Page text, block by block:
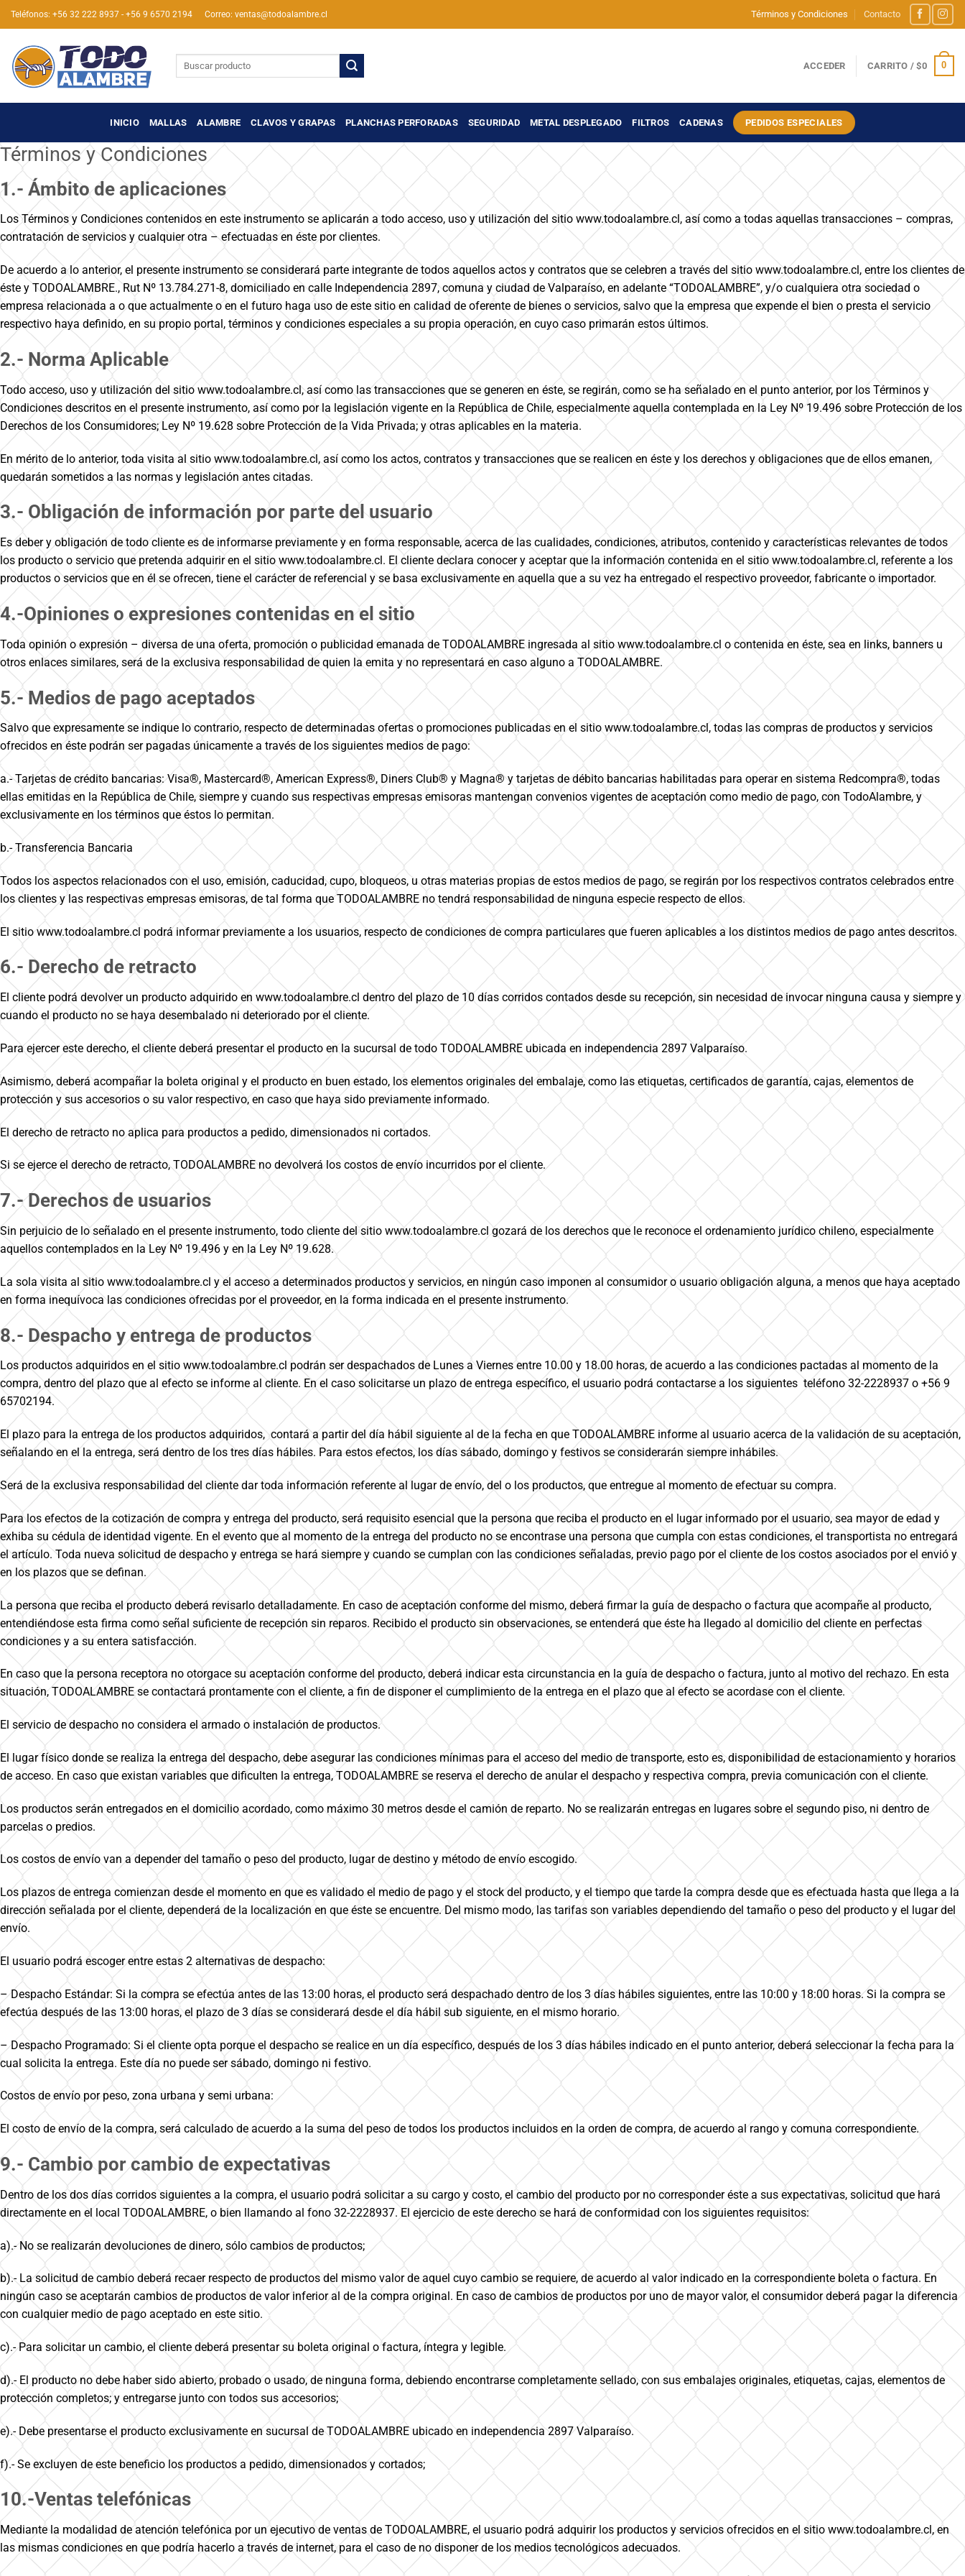
Saltar
al
contenido
Teléfonos: +56 32 222 8937 - +56 9 6570 2194 Correo: ventas@todoalambre.cl Términos y Condiciones Contacto
ACCEDER CARRITO /$0 0
INICIO MALLAS ALAMBRE CLAVOS Y GRAPAS PLANCHAS PERFORADAS SEGURIDAD METAL DESPLEGADO FILTROS CADENAS PEDIDOS ESPECIALES
Términos y Condiciones
1.- Ámbito de aplicaciones
Los Términos y Condiciones contenidos en este instrumento se aplicarán a todo acceso, uso y utilización del sitio www.todoalambre.cl, así como a todas aquellas transacciones – compras,
contratación de servicios y cualquier otra – efectuadas en éste por clientes.
De acuerdo a lo anterior, el presente instrumento se considerará parte integrante de todos aquellos actos y contratos que se celebren a través del sitio www.todoalambre.cl, entre los clientes de
éste y TODOALAMBRE., Rut Nº 13.784.271-8, domiciliado en calle Independencia 2897, comuna y ciudad de Valparaíso, en adelante “TODOALAMBRE”, y/o cualquiera otra sociedad o
empresa relacionada a o que actualmente o en el futuro haga uso de este sitio en calidad de oferente de bienes o servicios, salvo que la empresa que expende el bien o presta el servicio
respectivo haya definido, en su propio portal, términos y condiciones especiales a su propia operación, en cuyo caso primarán estos últimos.
2.- Norma Aplicable
Todo acceso, uso y utilización del sitio www.todoalambre.cl, así como las transacciones que se generen en éste, se regirán, como se ha señalado en el punto anterior, por los Términos y
Condiciones descritos en el presente instrumento, así como por la legislación vigente en la República de Chile, especialmente aquella contemplada en la Ley Nº 19.496 sobre Protección de los
Derechos de los Consumidores; Ley Nº 19.628 sobre Protección de la Vida Privada; y otras aplicables en la materia.
En mérito de lo anterior, toda visita al sitio www.todoalambre.cl, así como los actos, contratos y transacciones que se realicen en éste y los derechos y obligaciones que de ellos emanen,
quedarán sometidos a las normas y legislación antes citadas.
3.- Obligación de información por parte del usuario
Es deber y obligación de todo cliente es de informarse previamente y en forma responsable, acerca de las cualidades, condiciones, atributos, contenido y características relevantes de todos
los producto o servicio que pretenda adquirir en el sitio www.todoalambre.cl. El cliente declara conocer y aceptar que la información contenida en el sitio www.todoalambre.cl, referente a los
productos o servicios que en él se ofrecen, tiene el carácter de referencial y se basa exclusivamente en aquella que a su vez ha entregado el respectivo proveedor, fabricante o importador.
4.-Opiniones o expresiones contenidas en el sitio
Toda opinión o expresión – diversa de una oferta, promoción o publicidad emanada de TODOALAMBRE ingresada al sitio www.todoalambre.cl o contenida en éste, sea en links, banners u
otros enlaces similares, será de la exclusiva responsabilidad de quien la emita y no representará en caso alguno a TODOALAMBRE.
5.- Medios de pago aceptados
Salvo que expresamente se indique lo contrario, respecto de determinadas ofertas o promociones publicadas en el sitio www.todoalambre.cl, todas las compras de productos y servicios
ofrecidos en éste podrán ser pagadas únicamente a través de los siguientes medios de pago:
a.- Tarjetas de crédito bancarias: Visa®, Mastercard®, American Express®, Diners Club® y Magna® y tarjetas de débito bancarias habilitadas para operar en sistema Redcompra®, todas
ellas emitidas en la República de Chile, siempre y cuando sus respectivas empresas emisoras mantengan convenios vigentes de aceptación como medio de pago, con TodoAlambre, y
exclusivamente en los términos que éstos lo permitan.
b.- Transferencia Bancaria
Todos los aspectos relacionados con el uso, emisión, caducidad, cupo, bloqueos, u otras materias propias de estos medios de pago, se regirán por los respectivos contratos celebrados entre
los clientes y las respectivas empresas emisoras, de tal forma que TODOALAMBRE no tendrá responsabilidad de ninguna especie respecto de ellos.
El sitio www.todoalambre.cl podrá informar previamente a los usuarios, respecto de condiciones de compra particulares que fueren aplicables a los distintos medios de pago antes descritos.
6.- Derecho de retracto
El cliente podrá devolver un producto adquirido en www.todoalambre.cl dentro del plazo de 10 días corridos contados desde su recepción, sin necesidad de invocar ninguna causa y siempre y
cuando el producto no se haya desembalado ni deteriorado por el cliente.
Para ejercer este derecho, el cliente deberá presentar el producto en la sucursal de todo TODOALAMBRE ubicada en independencia 2897 Valparaíso.
Asimismo, deberá acompañar la boleta original y el producto en buen estado, los elementos originales del embalaje, como las etiquetas, certificados de garantía, cajas, elementos de
protección y sus accesorios o su valor respectivo, en caso que haya sido previamente informado.
El derecho de retracto no aplica para productos a pedido, dimensionados ni cortados.
Si se ejerce el derecho de retracto, TODOALAMBRE no devolverá los costos de envío incurridos por el cliente.
7.- Derechos de usuarios
Sin perjuicio de lo señalado en el presente instrumento, todo cliente del sitio www.todoalambre.cl gozará de los derechos que le reconoce el ordenamiento jurídico chileno, especialmente
aquellos contemplados en la Ley Nº 19.496 y en la Ley Nº 19.628.
La sola visita al sitio www.todoalambre.cl y el acceso a determinados productos y servicios, en ningún caso imponen al consumidor o usuario obligación alguna, a menos que haya aceptado
en forma inequívoca las condiciones ofrecidas por el proveedor, en la forma indicada en el presente instrumento.
8.- Despacho y entrega de productos
Los productos adquiridos en el sitio www.todoalambre.cl podrán ser despachados de Lunes a Viernes entre 10.00 y 18.00 horas, de acuerdo a las condiciones pactadas al momento de la
compra, dentro del plazo que al efecto se informe al cliente. En el caso solicitarse un plazo de entrega específico, el usuario podrá contactarse a los siguientes teléfono 32-2228937 o +56 9
65702194.
El plazo para la entrega de los productos adquiridos, contará a partir del día hábil siguiente al de la fecha en que TODOALAMBRE informe al usuario acerca de la validación de su aceptación,
señalando en el la entrega, será dentro de los tres días hábiles. Para estos efectos, los días sábado, domingo y festivos se considerarán siempre inhábiles.
Será de la exclusiva responsabilidad del cliente dar toda información referente al lugar de envío, del o los productos, que entregue al momento de efectuar su compra.
Para los efectos de la cotización de compra y entrega del producto, será requisito esencial que la persona que reciba el producto en el lugar informado por el usuario, sea mayor de edad y
exhiba su cédula de identidad vigente. En el evento que al momento de la entrega del producto no se encontrase una persona que cumpla con estas condiciones, el transportista no entregará
el artículo. Toda nueva solicitud de despacho y entrega se hará siempre y cuando se cumplan con las condiciones señaladas, previo pago por el cliente de los costos asociados por el envió y
en los plazos que se definan.
La persona que reciba el producto deberá revisarlo detalladamente. En caso de aceptación conforme del mismo, deberá firmar la guía de despacho o factura que acompañe al producto,
entendiéndose esta firma como señal suficiente de recepción sin reparos. Recibido el producto sin observaciones, se entenderá que éste ha llegado al domicilio del cliente en perfectas
condiciones y a su entera satisfacción.
En caso que la persona receptora no otorgace su aceptación conforme del producto, deberá indicar esta circunstancia en la guía de despacho o factura, junto al motivo del rechazo. En esta
situación, TODOALAMBRE se contactará prontamente con el cliente, a fin de disponer el cumplimiento de la entrega en el plazo que al efecto se acordase con el cliente.
El servicio de despacho no considera el armado o instalación de productos.
El lugar físico donde se realiza la entrega del despacho, debe asegurar las condiciones mínimas para el acceso del medio de transporte, esto es, disponibilidad de estacionamiento y horarios
de acceso. En caso que existan variables que dificulten la entrega, TODOALAMBRE se reserva el derecho de anular el despacho y respectiva compra, previa comunicación con el cliente.
Los productos serán entregados en el domicilio acordado, como máximo 30 metros desde el camión de reparto. No se realizarán entregas en lugares sobre el segundo piso, ni dentro de
parcelas o predios.
Los costos de envío van a depender del tamaño o peso del producto, lugar de destino y método de envío escogido.
Los plazos de entrega comienzan desde el momento en que es validado el medio de pago y el stock del producto, y el tiempo que tarde la compra desde que es efectuada hasta que llega a la
dirección señalada por el cliente, dependerá de la localización en que éste se encuentre. Del mismo modo, las tarifas son variables dependiendo del tamaño o peso del producto y el lugar del
envío.
El usuario podrá escoger entre estas 2 alternativas de despacho:
– Despacho Estándar: Si la compra se efectúa antes de las 13:00 horas, el producto será despachado dentro de los 3 días hábiles siguientes, entre las 10:00 y 18:00 horas. Si la compra se
efectúa después de las 13:00 horas, el plazo de 3 días se considerará desde el día hábil sub siguiente, en el mismo horario.
– Despacho Programado: Si el cliente opta porque el despacho se realice en un día específico, después de los 3 días hábiles indicado en el punto anterior, deberá seleccionar la fecha para la
cual solicita la entrega. Este día no puede ser sábado, domingo ni festivo.
Costos de envío por peso, zona urbana y semi urbana:
El costo de envío de la compra, será calculado de acuerdo a la suma del peso de todos los productos incluidos en la orden de compra, de acuerdo al rango y comuna correspondiente.
9.- Cambio por cambio de expectativas
Dentro de los dos días corridos siguientes a la compra, el usuario podrá solicitar a su cargo y costo, el cambio del producto por no corresponder éste a sus expectativas, solicitud que hará
directamente en el local TODOALAMBRE, o bien llamando al fono 32-2228937. El ejercicio de este derecho se hará de conformidad con los siguientes requisitos:
a).- No se realizarán devoluciones de dinero, sólo cambios de productos;
b).- La solicitud de cambio deberá recaer respecto de productos del mismo valor de aquel cuyo cambio se requiere, de acuerdo al valor indicado en la correspondiente boleta o factura. En
ningún caso se aceptarán cambios de productos de valor inferior al de la compra original. En caso de cambios de productos por uno de mayor valor, el consumidor deberá pagar la diferencia
con cualquier medio de pago aceptado en este sitio.
c).- Para solicitar un cambio, el cliente deberá presentar su boleta original o factura, íntegra y legible.
d).- El producto no debe haber sido abierto, probado o usado, de ninguna forma, debiendo encontrarse completamente sellado, con sus embalajes originales, etiquetas, cajas, elementos de
protección completos; y entregarse junto con todos sus accesorios;
e).- Debe presentarse el producto exclusivamente en sucursal de TODOALAMBRE ubicado en independencia 2897 Valparaíso.
f).- Se excluyen de este beneficio los productos a pedido, dimensionados y cortados;
10.-Ventas telefónicas
Mediante la modalidad de atención telefónica por un ejecutivo de ventas de TODOALAMBRE, el usuario podrá adquirir los productos y servicios ofrecidos en el sitio www.todoalambre.cl, en
las mismas condiciones en que podría hacerlo a través de internet, para el caso de no disponer de los medios tecnológicos adecuados.